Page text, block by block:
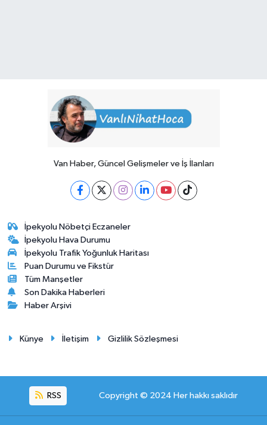
Van Haber, Güncel Gelişmeler ve İş İlanları
İpekyolu Nöbetçi Eczaneler
İpekyolu Hava Durumu
İpekyolu Trafik Yoğunluk Haritası
Puan Durumu ve Fikstür
Tüm Manşetler
Son Dakika Haberleri
Haber Arşivi
Künye İletişim Gizlilik Sözleşmesi
RSS Copyright © 2024 Her hakkı saklıdır